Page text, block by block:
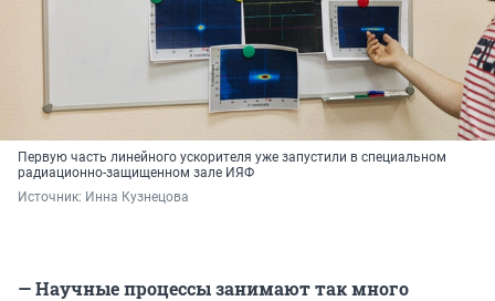
Первую часть линейного ускорителя уже запустили в специальном
радиационно-защищенном зале ИЯФ
Источник: Инна Кузнецова
— Научные процессы занимают так много